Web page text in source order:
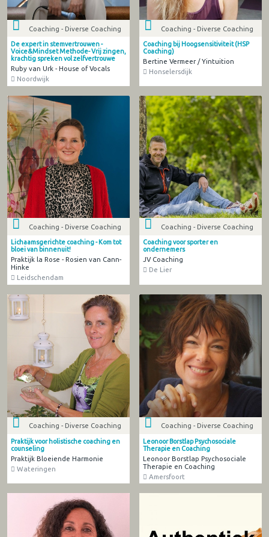
Coaching - Diverse Coaching
De expert in stemvertrouwen -
Voice&Mindset Methode- Vrij zingen,
krachtig spreken vol zelfvertrouwe
Ruby van Urk - House of Vocals
Noordwijk
Coaching - Diverse Coaching
Coaching bij Hoogsensitiviteit (HSP
Coaching)
Bertine Vermeer / Yintuition
Honselersdijk
Coaching - Diverse Coaching
Lichaamsgerichte coaching - Kom tot
bloei van binnenuit!
Praktijk la Rose - Rosien van Cann-
Hinke
Leidschendam
Coaching - Diverse Coaching
Coaching voor sporter en
ondernemers
JV Coaching
De Lier
Coaching - Diverse Coaching
Praktijk voor holistische coaching en
counseling
Praktijk Bloeiende Harmonie
Wateringen
Coaching - Diverse Coaching
Leonoor Borstlap Psychosociale
Therapie en Coaching
Leonoor Borstlap Psychosociale
Therapie en Coaching
Amersfoort